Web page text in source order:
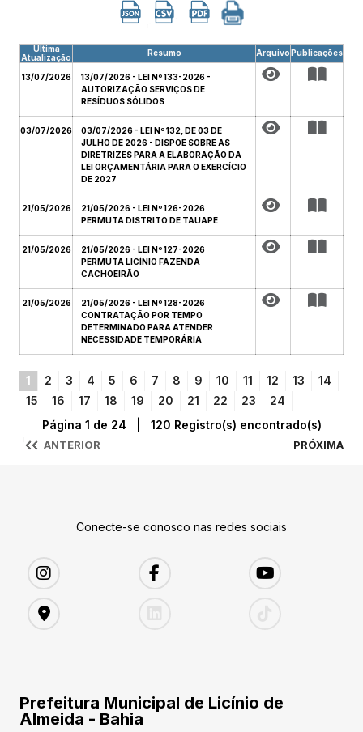
Última
Atualização
Resumo ArquivoPublicações
13/07/2026
13/07/2026 - LEI Nº 133-2026 -
AUTORIZAÇÃO SERVIÇOS DE
RESÍDUOS SÓLIDOS
03/07/2026
03/07/2026 - LEI Nº 132, DE 03 DE
JULHO DE 2026 - DISPÕE SOBRE AS
DIRETRIZES PARA A ELABORAÇÃO DA
LEI ORÇAMENTÁRIA PARA O EXERCÍCIO
DE 2027
21/05/2026
21/05/2026 - LEI Nº 126-2026
PERMUTA DISTRITO DE TAUAPE
21/05/2026
21/05/2026 - LEI Nº 127-2026
PERMUTA LICÍNIO FAZENDA
CACHOEIRÃO
21/05/2026
21/05/2026 - LEI Nº 128-2026
CONTRATAÇÃO POR TEMPO
DETERMINADO PARA ATENDER
NECESSIDADE TEMPORÁRIA
1 2 3 4 5 6 7 8 9 10 11 12 13
14
15
16 17 18 19 20 21 22 23 24
ANTERIOR
Página 1 de 24 | 120 Registro(s) encontrado(s)
PRÓXIMA
Conecte-se conosco nas redes sociais
Prefeitura Municipal de Licínio de
Almeida - Bahia